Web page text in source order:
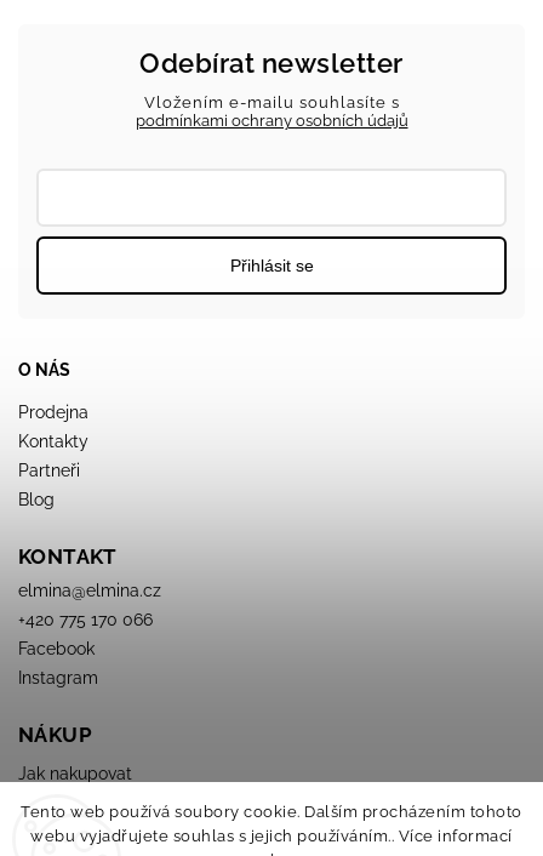
Tento web používá soubory cookie. Dalším procházením tohoto
webu vyjadřujete souhlas s jejich používáním.. Více informací
O NÁS
Prodejna
Kontakty
Partneři
Blog
KONTAKT
elmina@elmina.cz
+420 775 170 066
Facebook
Instagram
NÁKUP
Jak nakupovat
Obchodné podmienky
Podmínky ochrany osobních údajů
Odebírat newsletter
Vložením e-mailu souhlasíte s
podmínkami ochrany osobních údajů
Přihlásit se